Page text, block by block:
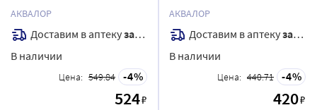
АКВАЛОР
Доставим в аптекузавтра
В наличии
Цена: 549.84 4
524₽
АКВАЛОР
Доставим в аптекузавтра
В наличии
Цена: 440.71 4
420₽